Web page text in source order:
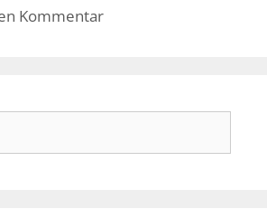
Kommentar